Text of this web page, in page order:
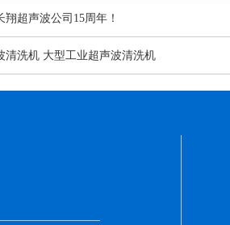
翔超声波公司15周年！
清洗机 大型工业超声波清洗机